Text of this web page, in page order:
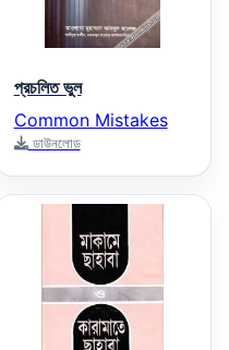
প্রচলিত ভুল
Common Mistakes
ডাউনলোড